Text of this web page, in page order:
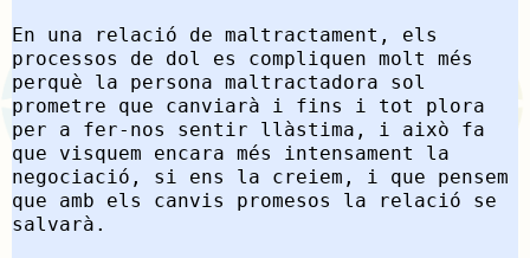
En una relació de maltractament, els
processos de dol es compliquen molt més
perquè la persona maltractadora sol
prometre que canviarà i fins i tot plora
per a fer-nos sentir llàstima, i això fa
que visquem encara més intensament la
negociació, si ens la creiem, i que pensem
que amb els canvis promesos la relació se
salvarà.